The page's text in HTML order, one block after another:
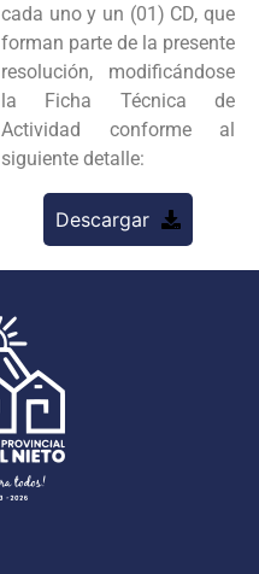
cada uno y un (01) CD, que
forman parte de la presente
resolución, modificándose
la Ficha Técnica de
Actividad conforme al
siguiente detalle:
Descargar